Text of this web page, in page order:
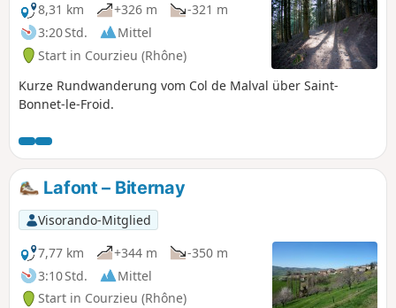
8,31 km
+326 m
-321 m
3:20 Std.
Mittel
Start in Courzieu (Rhône)
Kurze Rundwanderung vom Col de Malval über Saint-
Bonnet-le-Froid.
Lafont – Biternay
Visorando-Mitglied
7,77 km
+344 m
-350 m
3:10 Std.
Mittel
Start in Courzieu (Rhône)